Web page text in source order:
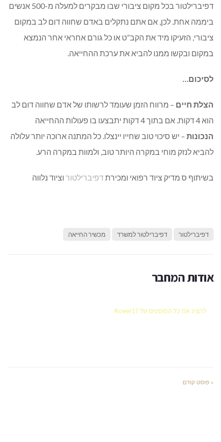
דפיברילטור בכל מקום ציבורי שבו מבקרים למעלה מ-500 אנשים
ביממה אחת. לכן, אם אתם נתקלים באדם שחווה דום לב במקום
ציבורי, הזעיקו מיד את הקב”ט או כל גורם אחראי אחר הנמצא
במקום ובקשו ממנו להביא את ערכת ההחייאה.
לסיכום…
הצלת חיים – מרווח הזמן שעומד לרשותו של אדם שחווה דום לב
הוא 4 דקות. אם בתוך 4 דקות יתבצעו בו פעולות ההחייאה
הנכונות – יש סיכוי טוב שחייו יינצלו. כל המתנה ארוכה יותר עלולה
להביא לנזק מוחי במקרה היותר טוב, ולמוות במקרה הרע.
בשיתוף ס מדיק ציוד רפואי ומכירתדפיברילטור וציוד נלווה
דפיברילטור דפיברילטור למשרד מכשיר החייאה
אודות המחבר
להציג את כל הפוסטים של Roeer17
« פוסט קודם